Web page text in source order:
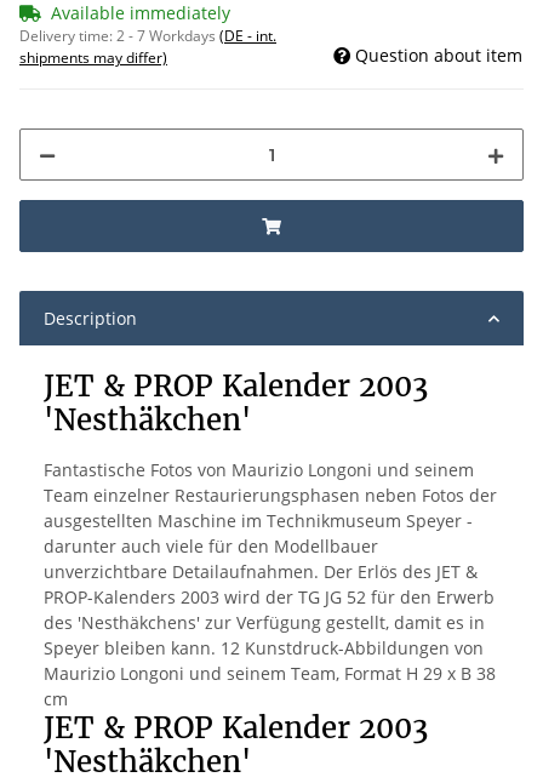
Available immediately
Delivery time:2 - 7 Workdays (DE - int.
shipments may differ)
Question about item
Description
JET & PROP Kalender 2003
'Nesthäkchen'
Fantastische Fotos von Maurizio Longoni und seinem
Team einzelner Restaurierungsphasen neben Fotos der
ausgestellten Maschine im Technikmuseum Speyer -
darunter auch viele für den Modellbauer
unverzichtbare Detailaufnahmen. Der Erlös des JET &
PROP-Kalenders 2003 wird der TG JG 52 für den Erwerb
des 'Nesthäkchens' zur Verfügung gestellt, damit es in
Speyer bleiben kann. 12 Kunstdruck-Abbildungen von
Maurizio Longoni und seinem Team, Format H 29 x B 38
cm
JET & PROP Kalender 2003
'Nesthäkchen'